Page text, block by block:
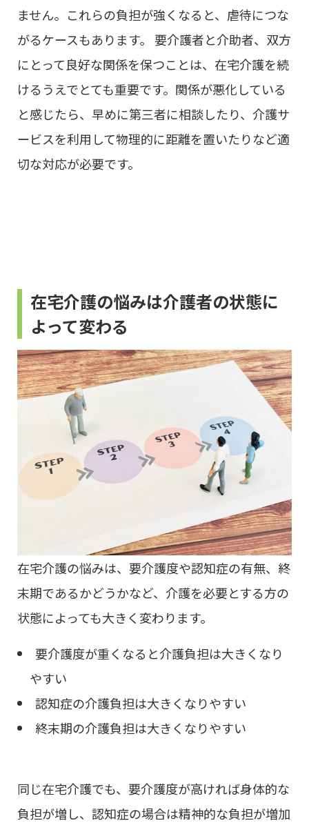
ません。これらの負担が強くなると、虐待につな
がるケースもあります。 要介護者と介助者、双方
にとって良好な関係を保つことは、在宅介護を続
けるうえでとても重要です。関係が悪化している
と感じたら、早めに第三者に相談したり、介護サ
ービスを利用して物理的に距離を置いたりなど適
切な対応が必要です。
在宅介護の悩みは介護者の状態に
よって変わる
在宅介護の悩みは、要介護度や認知症の有無、終
末期であるかどうかなど、介護を必要とする方の
状態によっても大きく変わります。
要介護度が重くなると介護負担は大きくなり
やすい
認知症の介護負担は大きくなりやすい
終末期の介護負担は大きくなりやすい
同じ在宅介護でも、要介護度が高ければ身体的な
負担が増し、認知症の場合は精神的な負担が増加